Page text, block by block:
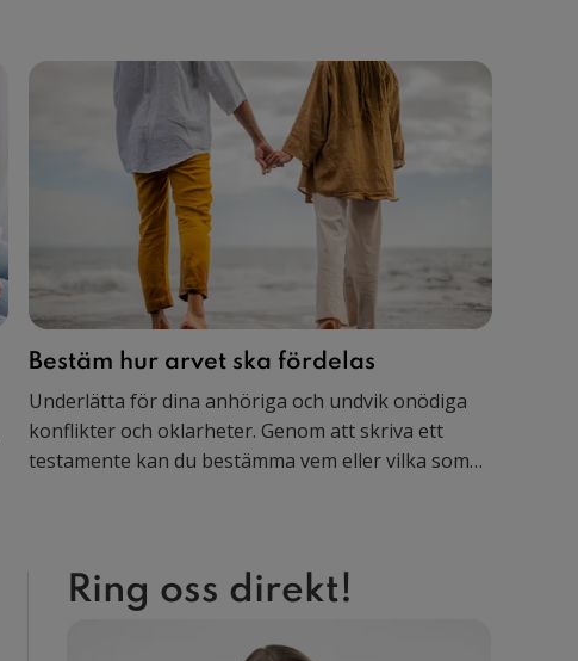
Bestäm hur arvet ska fördelas
Underlätta för dina anhöriga och undvik onödiga
konflikter och oklarheter. Genom att skriva ett
testamente kan du bestämma vem eller vilka som
Ring oss direkt!